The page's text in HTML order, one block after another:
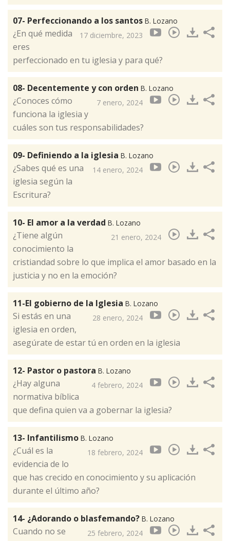
07- Perfeccionando a los santos B. Lozano
17 diciembre, 2023
¿En qué medida
eres
perfeccionado en tu iglesia y para qué?
08- Decentemente y con orden B. Lozano
7 enero, 2024
¿Conoces cómo
funciona la iglesia y
cuáles son tus responsabilidades?
09- Definiendo a la iglesia B. Lozano
14 enero, 2024
¿Sabes qué es una
iglesia según la
Escritura?
10- El amor a la verdad B. Lozano
21 enero, 2024
¿Tiene algún
conocimiento la
cristiandad sobre lo que implica el amor basado en la
justicia y no en la emoción?
11-El gobierno de la Iglesia B. Lozano
28 enero, 2024
Si estás en una
iglesia en orden,
asegúrate de estar tú en orden en la iglesia
12- Pastor o pastora B. Lozano
4 febrero, 2024
¿Hay alguna
normativa bíblica
que defina quien va a gobernar la iglesia?
13- Infantilismo B. Lozano
18 febrero, 2024
¿Cuál es la
evidencia de lo
que has crecido en conocimiento y su aplicación
durante el último año?
14- ¿Adorando o blasfemando? B. Lozano
25 febrero, 2024
Cuando no se